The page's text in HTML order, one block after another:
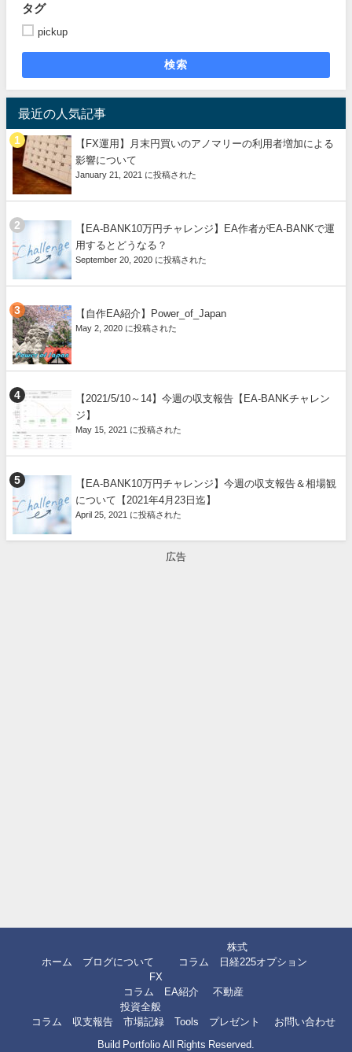
タグ
pickup
検索
最近の人気記事
【FX運用】月末円買いのアノマリーの利用者増加による
影響について
January 21, 2021 に投稿された
【EA-BANK10万円チャレンジ】EA作者がEA-BANKで運
用するとどうなる？
September 20, 2020 に投稿された
【自作EA紹介】Power_of_Japan
May 2, 2020 に投稿された
【2021/5/10～14】今週の収支報告【EA-BANKチャレン
ジ】
May 15, 2021 に投稿された
【EA-BANK10万円チャレンジ】今週の収支報告＆相場観
について【2021年4月23日迄】
April 25, 2021 に投稿された
広告
ホーム ブログについて
株式
コラム
日経225オプション
FX
コラム
EA紹介
不動産
投資全般
コラム
収支報告 市場記録 Tools プレゼント お問い合わせ
Build Portfolio All Rights Reserved.